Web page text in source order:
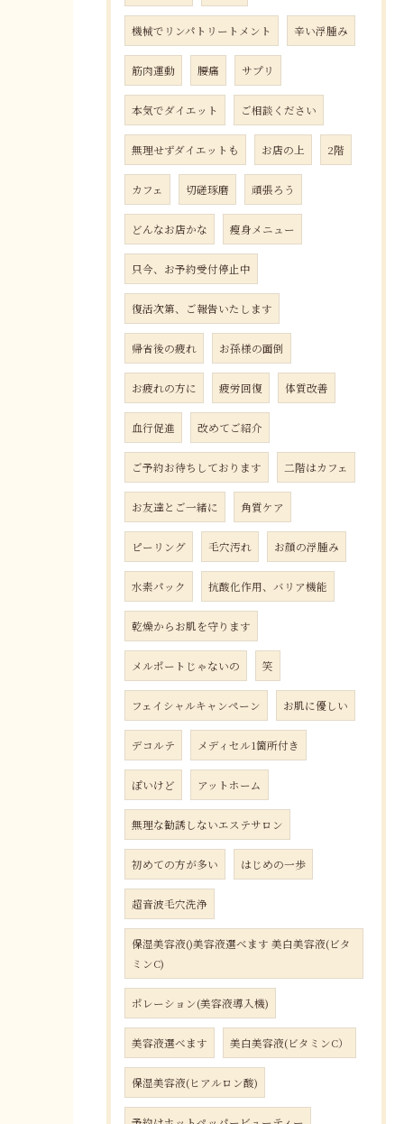
機械でリンパトリートメント 辛い浮腫み
筋肉運動 腰痛 サプリ
本気でダイエット ご相談ください
無理せずダイエットも お店の上 2階
カフェ 切磋琢磨 頑張ろう
どんなお店かな 瘦身メニュー
只今、お予約受付停止中
復活次第、ご報告いたします
帰省後の疲れ お孫様の面倒
お疲れの方に 疲労回復 体質改善
血行促進 改めてご紹介
ご予約お待ちしております 二階はカフェ
お友達とご一緒に 角質ケア
ピーリング 毛穴汚れ お顔の浮腫み
水素パック 抗酸化作用、バリア機能
乾燥からお肌を守ります
メルポートじゃないの 笑
フェイシャルキャンペーン お肌に優しい
デコルテ メディセル1箇所付き
ぽいけど アットホーム
無理な勧誘しないエステサロン
初めての方が多い はじめの一歩
超音波毛穴洗浄
保湿美容液()美容液選べます 美白美容液(ビタ
ミンC)
ポレーション(美容液導入機)
美容液選べます 美白美容液(ビタミンC）
保湿美容液(ヒアルロン酸)